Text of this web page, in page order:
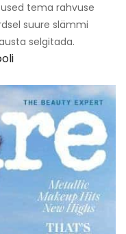
tema rahvuse
suure slämmi
selgitada.